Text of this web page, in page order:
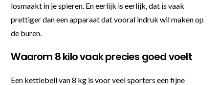
losmaakt in je spieren. En eerlijk is eerlijk, dat is vaak
prettiger dan een apparaat dat vooral indruk wil maken op
de buren.
Waarom 8 kilo vaak precies goed voelt
Een kettlebell van 8 kg is voor veel sporters een fijne